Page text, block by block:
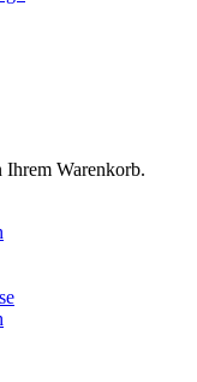
Ihrem Warenkorb.